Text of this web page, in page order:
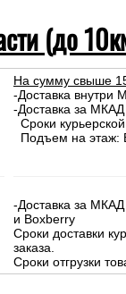
(до
На сумму свыше
-Доставка внутри
-Доставка за
Сроки
Подъем на этаж:
-Доставка за
и Boxberry
Сроки доставки
заказа.
Сроки отгрузки